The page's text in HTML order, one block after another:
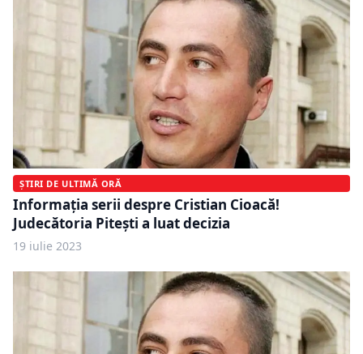
ȘTIRI DE ULTIMĂ ORĂ
Informația serii despre Cristian Cioacă!
Judecătoria Pitești a luat decizia
19 iulie 2023